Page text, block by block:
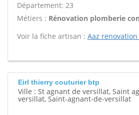
Département: 23
Métiers : Rénovation plomberie
Voir la fiche artisan : Aaz renovation
Eirl thierry couturier btp
Ville : St agnant de versillat, Saint
versillat, Saint-agnant-de-versillat